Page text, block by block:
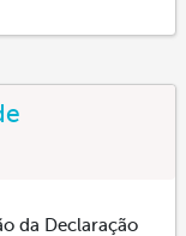
da Declaração